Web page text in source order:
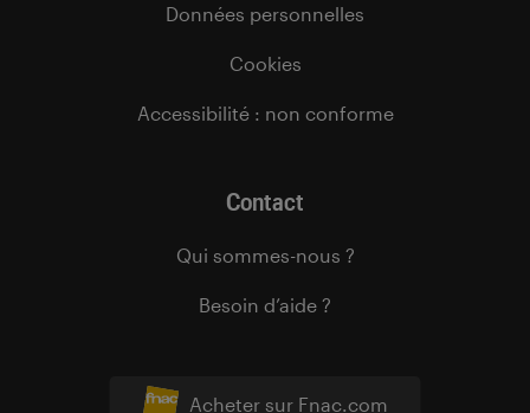
Acheter sur Fnac.com
Données personnelles
Cookies
Accessibilité : non conforme
Contact
Qui sommes-nous ?
Besoin d’aide ?